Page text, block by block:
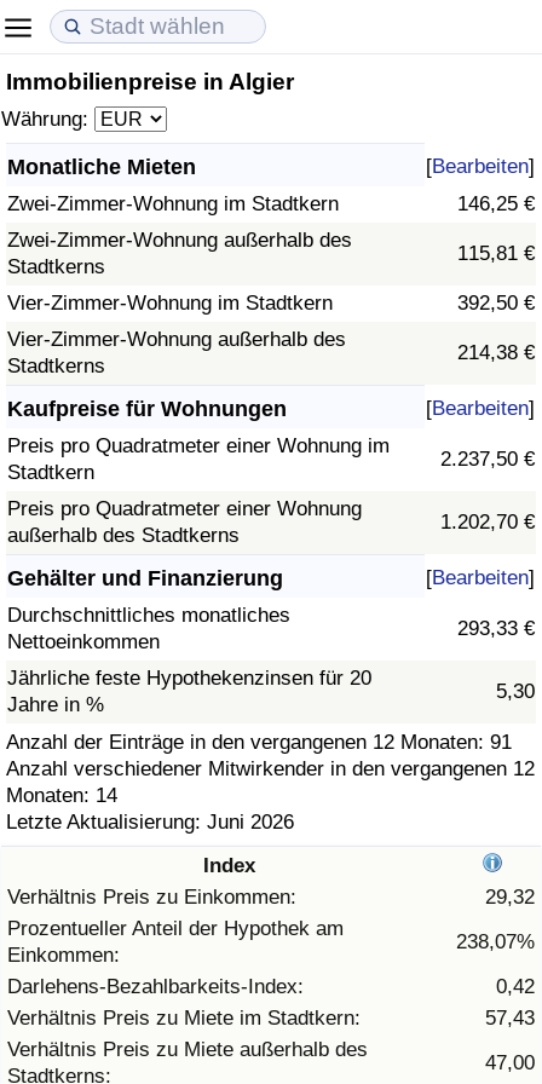
Immobilienpreise in Algier
Währung:
Monatliche Mieten [Bearbeiten]
Zwei-Zimmer-Wohnung im Stadtkern
146,25 €
Zwei-Zimmer-Wohnung außerhalb des
Stadtkerns
115,81 €
Vier-Zimmer-Wohnung im Stadtkern
392,50 €
Vier-Zimmer-Wohnung außerhalb des
Stadtkerns
214,38 €
Kaufpreise für Wohnungen [Bearbeiten]
Preis pro Quadratmeter einer Wohnung im
Stadtkern
2.237,50 €
Preis pro Quadratmeter einer Wohnung
außerhalb des Stadtkerns
1.202,70 €
Gehälter und Finanzierung [Bearbeiten]
Durchschnittliches monatliches
Nettoeinkommen
293,33 €
Jährliche feste Hypothekenzinsen für 20
Jahre in %
5,30
Anzahl der Einträge in den vergangenen 12 Monaten: 91
Anzahl verschiedener Mitwirkender in den vergangenen 12
Monaten: 14
Letzte Aktualisierung: Juni 2026
Index
Verhältnis Preis zu Einkommen:
29,32
Prozentueller Anteil der Hypothek am
Einkommen:
238,07%
Darlehens-Bezahlbarkeits-Index:
0,42
Verhältnis Preis zu Miete im Stadtkern:
57,43
Verhältnis Preis zu Miete außerhalb des
Stadtkerns:
47,00
Lebenshaltungskosten
Lebenshaltungskosten-Index (aktuell)
Lebenshaltungskosten-Index
Lebenshaltungskosten-Index nach Land
in Akaba
Immobilienpreise
Immobilienpreis-Index (aktuell)
Immobilienpreis-Index
Immobilienpreis-Index nach Land
Lebensqualität
Lebensqualität-Index
Lebensqualität-Index (aktuell)
Lebensqualitätsindex nach Land
Kriminalität
Kriminalitäts-Index (aktuell)
Kriminalitäts-Index
Kriminalitätsindex nach Land
Gesundheitsversorgung
Gesundheitsversorgungs-Index (aktuell)
Gesundheitsversorgungs-Index
Gesundheitsversorgungs-Index nach Land
Umweltverschmutzung
Umweltverschmutzungs-Index (aktuell)
Verschmutzungsindex
Umweltverschmutzungs-Index nach Land
Verkehr